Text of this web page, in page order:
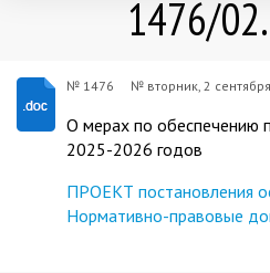
1476/
№ 1476 № вторник, 2
О мерах по обеспечению
2025-2026 годов
ПРОЕКТ постановления
Нормативно-правовые